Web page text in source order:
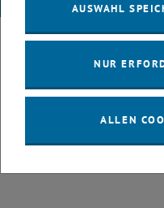
AUSWAHL
NUR
ALLEN